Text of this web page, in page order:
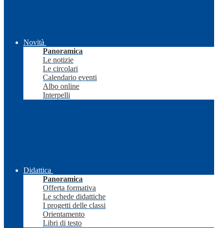
Novità
Panoramica
Le notizie
Le circolari
Calendario eventi
Albo online
Interpelli
Didattica
Panoramica
Offerta formativa
Le schede didattiche
I progetti delle classi
Orientamento
Libri di testo